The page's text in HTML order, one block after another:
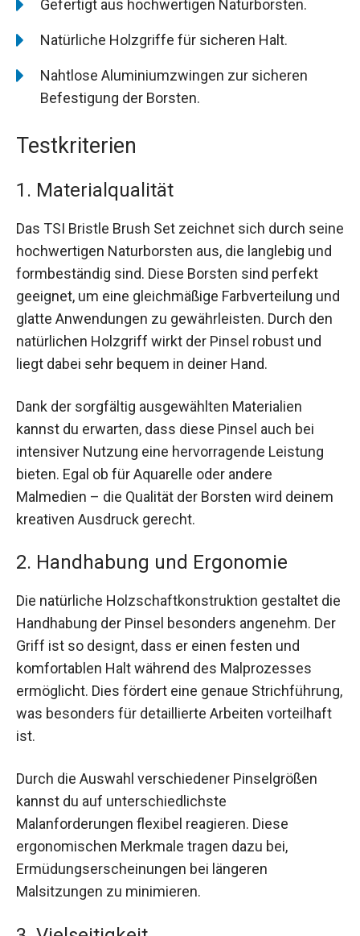
Gefertigt aus hochwertigen Naturborsten.
Natürliche Holzgriffe für sicheren Halt.
Nahtlose Aluminiumzwingen zur sicheren
Befestigung der Borsten.
Testkriterien
1. Materialqualität
Das TSI Bristle Brush Set zeichnet sich durch seine
hochwertigen Naturborsten aus, die langlebig und
formbeständig sind. Diese Borsten sind perfekt
geeignet, um eine gleichmäßige Farbverteilung und
glatte Anwendungen zu gewährleisten. Durch den
natürlichen Holzgriff wirkt der Pinsel robust und
liegt dabei sehr bequem in deiner Hand.
Dank der sorgfältig ausgewählten Materialien
kannst du erwarten, dass diese Pinsel auch bei
intensiver Nutzung eine hervorragende Leistung
bieten. Egal ob für Aquarelle oder andere
Malmedien – die Qualität der Borsten wird deinem
kreativen Ausdruck gerecht.
2. Handhabung und Ergonomie
Die natürliche Holzschaftkonstruktion gestaltet die
Handhabung der Pinsel besonders angenehm. Der
Griff ist so designt, dass er einen festen und
komfortablen Halt während des Malprozesses
ermöglicht. Dies fördert eine genaue Strichführung,
was besonders für detaillierte Arbeiten vorteilhaft
ist.
Durch die Auswahl verschiedener Pinselgrößen
kannst du auf unterschiedlichste
Malanforderungen flexibel reagieren. Diese
ergonomischen Merkmale tragen dazu bei,
Ermüdungserscheinungen bei längeren
Malsitzungen zu minimieren.